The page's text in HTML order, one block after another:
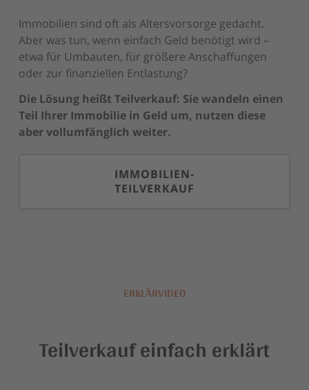
Immobilien sind oft als Altersvorsorge gedacht.
Aber was tun, wenn einfach Geld benötigt wird –
etwa für Umbauten, für größere Anschaffungen
oder zur finanziellen Entlastung?
Die Lösung heißt Teilverkauf: Sie wandeln einen
Teil Ihrer Immobilie in Geld um, nutzen diese
aber vollumfänglich weiter.
IMMOBILIEN-
TEILVERKAUF
ERKLÄRVIDEO
Teilverkauf einfach erklärt